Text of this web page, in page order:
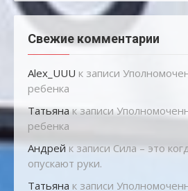
Свежие комментарии
Alex_UUU к записи
ребенка
Татьянак записи
ребенка
Андрей к записиСила – это
опускают руки.
Татьяна к записи